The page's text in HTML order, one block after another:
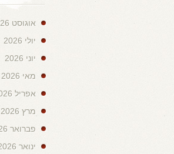
אוגוסט 2026
יולי 2026
יוני 2026
מאי 2026
אפריל 2026
מרץ 2026
פברואר 2026
ינואר 2026